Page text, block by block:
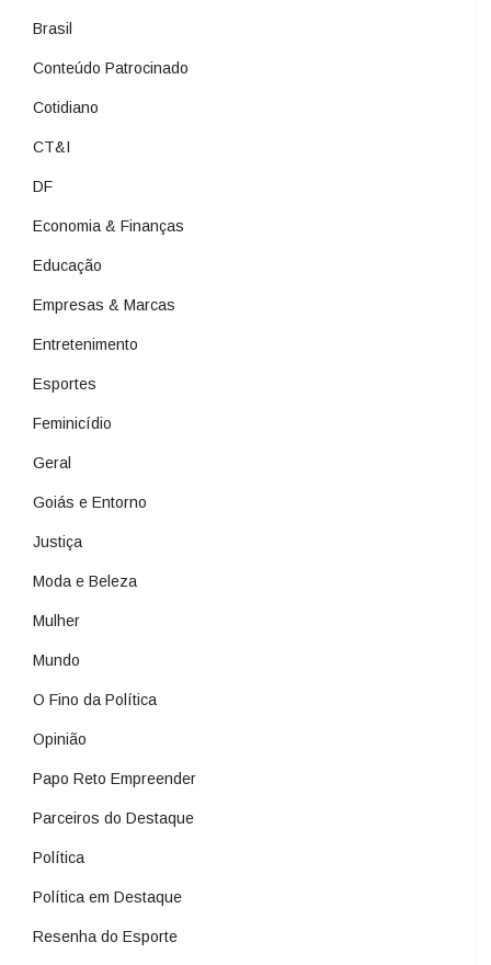
Brasil
Conteúdo Patrocinado
Cotidiano
CT&I
DF
Economia & Finanças
Educação
Empresas & Marcas
Entretenimento
Esportes
Feminicídio
Geral
Goiás e Entorno
Justiça
Moda e Beleza
Mulher
Mundo
O Fino da Política
Opinião
Papo Reto Empreender
Parceiros do Destaque
Política
Política em Destaque
Resenha do Esporte